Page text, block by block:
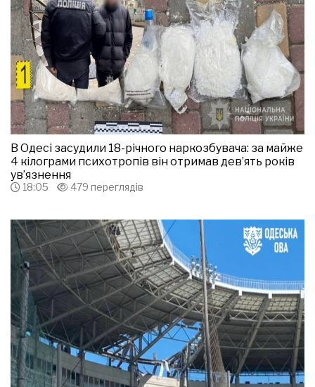
В Одесі засудили 18-річного наркозбувача: за майже
4 кілограми психотропів він отримав дев’ять років
ув’язнення
18:05 479 переглядів